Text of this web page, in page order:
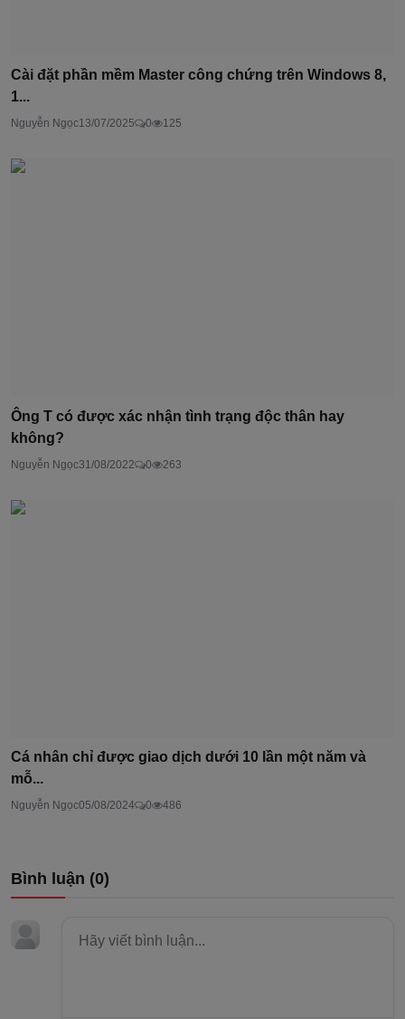
Cài đặt phần mềm Master công chứng trên Windows 8,
1...
Nguyễn Ngọc13/07/2025 0 125
Ông T có được xác nhận tình trạng độc thân hay
không?
Nguyễn Ngọc31/08/2022 0 263
Cá nhân chỉ được giao dịch dưới 10 lần một năm và
mỗ...
Nguyễn Ngọc05/08/2024 0 486
Bình luận (0)